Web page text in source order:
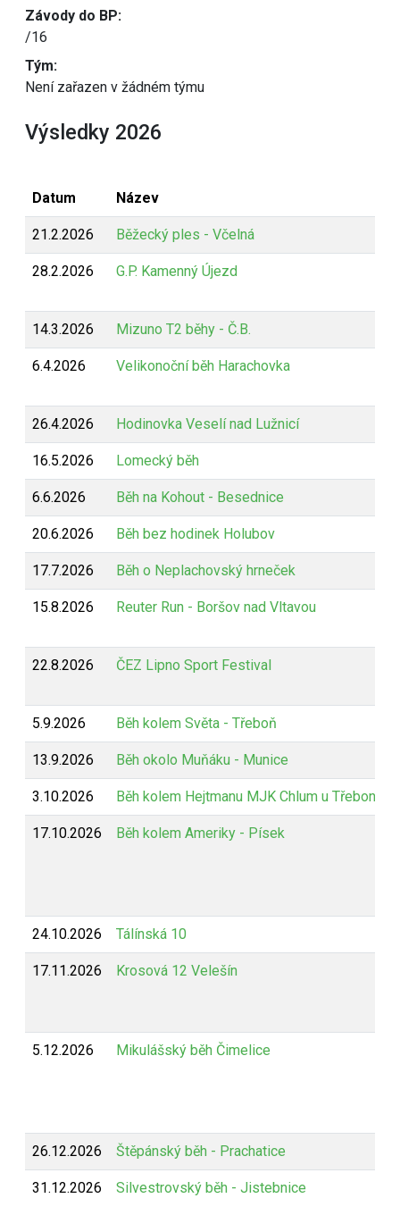
Závody do BP:
/16
Tým:
Není zařazen v žádném týmu
Výsledky 2026
Datum Název
21.2.2026 Běžecký ples - Včelná
28.2.2026 G.P. Kamenný Újezd
14.3.2026 Mizuno T2 běhy - Č.B.
6.4.2026 Velikonoční běh Harachovka
26.4.2026 Hodinovka Veselí nad Lužnicí
16.5.2026 Lomecký běh
6.6.2026 Běh na Kohout - Besednice
20.6.2026 Běh bez hodinek Holubov
17.7.2026 Běh o Neplachovský hrneček
15.8.2026 Reuter Run - Boršov nad Vltavou
22.8.2026 ČEZ Lipno Sport Festival
5.9.2026 Běh kolem Světa - Třeboň
13.9.2026 Běh okolo Muňáku - Munice
3.10.2026 Běh kolem Hejtmanu MJK Chlum u Třeboně
17.10.2026 Běh kolem Ameriky - Písek
24.10.2026 Tálínská 10
17.11.2026 Krosová 12 Velešín
5.12.2026 Mikulášský běh Čimelice
26.12.2026 Štěpánský běh - Prachatice
31.12.2026 Silvestrovský běh - Jistebnice